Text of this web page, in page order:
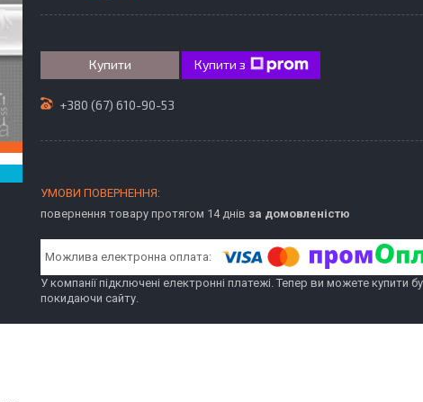
Купити Купити з
+380 (67) 610-90-53
повернення товару протягом 14 днів за домовленістю
У компанії підключені електронні платежі. Тепер ви можете купити
покидаючи сайту.